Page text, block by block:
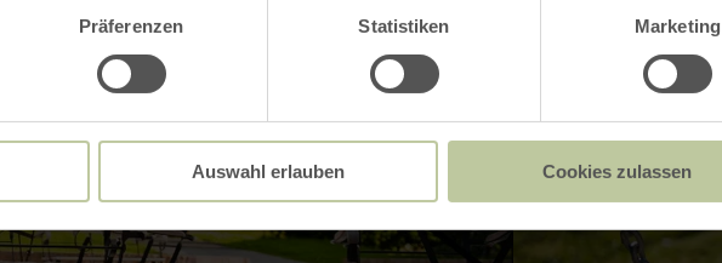
Präferenzen Statistiken Marketing
Auswahl erlauben Cookies zulassen